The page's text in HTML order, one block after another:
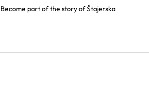
Become part of the story of Štajerska